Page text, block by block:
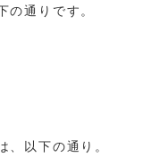
通りです。
以下の通り。